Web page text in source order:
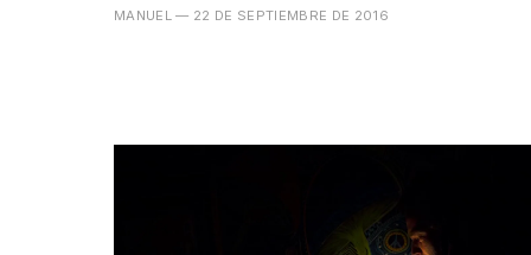
MANUEL — 22 DE SEPTIEMBRE DE 2016